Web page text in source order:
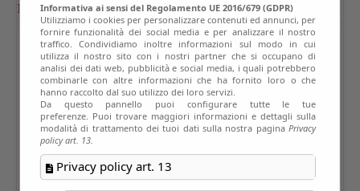
Informativa ai sensi del Regolamento UE 2016/679 (GDPR)
Utilizziamo i cookies per personalizzare contenuti ed annunci, per
fornire funzionalità dei social media e per analizzare il nostro
traffico. Condividiamo inoltre informazioni sul modo in cui
utilizza il nostro sito con i nostri partner che si occupano di
analisi dei dati web, pubblicità e social media, i quali potrebbero
combinarle con altre informazioni che ha fornito loro o che
hanno raccolto dal suo utilizzo dei loro servizi.
Da questo pannello puoi configurare tutte le tue
preferenze. Puoi trovare maggiori informazioni e dettagli sulla
modalità di trattamento dei tuoi dati sulla nostra paginaPrivacy
policy art. 13.
Privacy policy art. 13